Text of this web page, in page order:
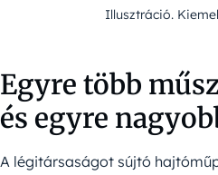
Illusztráció.
Egyre több
és egyre
A légitársaságot sújtó